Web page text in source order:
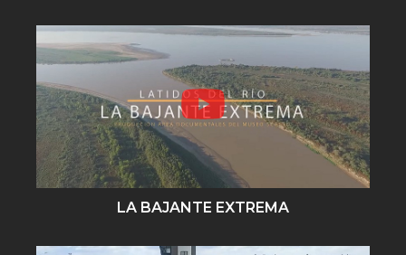
LA BAJANTE EXTREMA